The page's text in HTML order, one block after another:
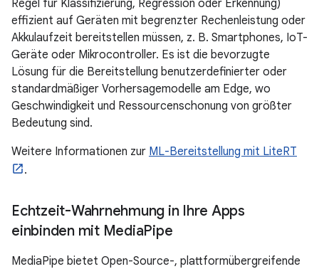
Regel für Klassifizierung, Regression oder Erkennung)
effizient auf Geräten mit begrenzter Rechenleistung oder
Akkulaufzeit bereitstellen müssen, z. B. Smartphones, IoT-
Geräte oder Mikrocontroller. Es ist die bevorzugte
Lösung für die Bereitstellung benutzerdefinierter oder
standardmäßiger Vorhersagemodelle am Edge, wo
Geschwindigkeit und Ressourcenschonung von größter
Bedeutung sind.
Weitere Informationen zur ML-Bereitstellung mit LiteRT
.
Echtzeit-Wahrnehmung in Ihre Apps
einbinden mit MediaPipe
MediaPipe bietet Open-Source-, plattformübergreifende